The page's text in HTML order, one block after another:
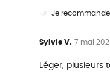
Je
Sylvie V. 7 mai
Léger, plusieurs